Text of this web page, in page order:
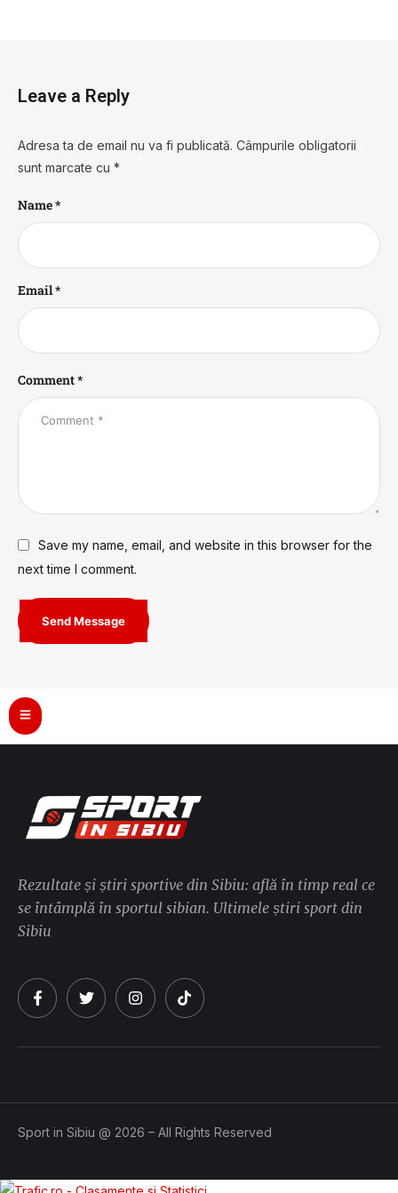
Leave a Reply
Adresa ta de email nu va fi publicată. Câmpurile obligatorii
sunt marcate cu *
Comment *
Name *
Email *
Save my name, email, and website in this browser for the
next time I comment.
Send Message
Rezultate și știri sportive din Sibiu: află în timp real ce
se întâmplă în sportul sibian. Ultimele știri sport din
Sibiu
Sport in Sibiu @ 2026 – All Rights Reserved